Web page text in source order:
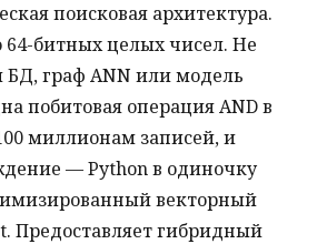
поисковая архитектура.
битных целых чисел. Не
БД, граф ANN или модель
побитовая операция AND в
миллионам записей, и
— Python в одиночку
векторный
Предоставляет гибридный